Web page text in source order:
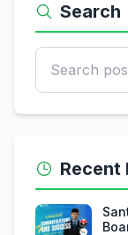
Search
Recent